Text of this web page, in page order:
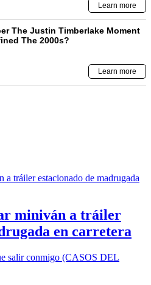
miniván a tráiler
en carretera